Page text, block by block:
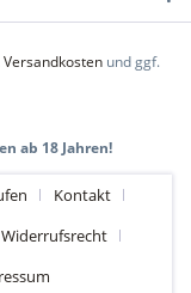
Versandkosten und ggf.
ab 18 Jahren!
Kontakt
Widerrufsrecht